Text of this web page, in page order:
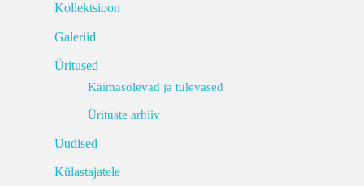
Kollektsioon
Galeriid
Üritused
Käimasolevad ja tulevased
Ürituste arhiiv
Uudised
Külastajatele